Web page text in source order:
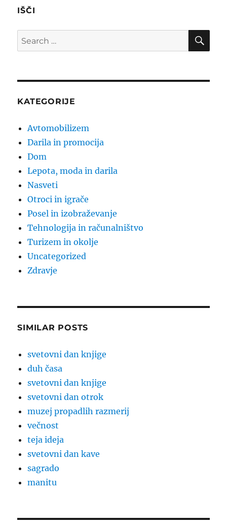
IŠČI
Search
for:
KATEGORIJE
Avtomobilizem
Darila in promocija
Dom
Lepota, moda in darila
Nasveti
Otroci in igrače
Posel in izobraževanje
Tehnologija in računalništvo
Turizem in okolje
Uncategorized
Zdravje
SIMILAR POSTS
svetovni dan knjige
duh časa
svetovni dan knjige
svetovni dan otrok
muzej propadlih razmerij
večnost
teja ideja
svetovni dan kave
sagrado
manitu